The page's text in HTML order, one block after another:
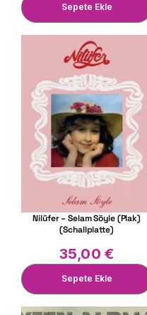
Sepete Ekle
Nilüfer – Selam Söyle (Plak)
(Schallplatte)
35,00€
Sepete Ekle